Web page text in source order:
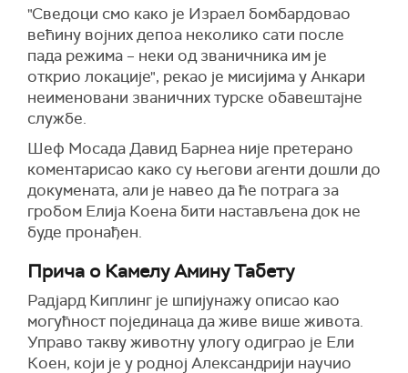
"Сведоци смо како је Израел бомбардовао
већину војних депоа неколико сати после
пада режима – неки од званичника им је
открио локације", рекао је мисијима у Анкари
неименовани званичних турске обавештајне
службе.
Шеф Мосада Давид Барнеа није претерано
коментарисао како су његови агенти дошли до
докумената, али је навео да ће потрага за
гробом Елија Коена бити настављена док не
буде пронађен.
Прича о Камелу Амину Табету
Радјард Киплинг је шпијунажу описао као
могућност појединаца да живе више живота.
Управо такву животну улогу одиграо је Ели
Коен, који је у родној Александрији научио